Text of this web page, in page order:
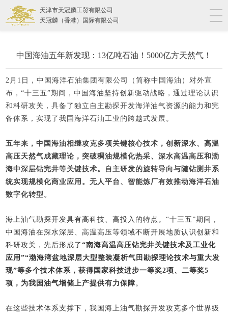
天津市天冠麟工贸有限公司
天冠麟（香港）国际有限公司
中国海油五年新发现：13亿吨石油！5000亿方天然气！
2月1日，中国海洋石油集团有限公司（简称中国海油）对外宣
布，“十三五”期间，中国海油坚持创新驱动战略，通过理论认识
和科研攻关，具备了独立自主勘探开发海洋油气资源的能力和完
备体系，实现了我国海洋石油工业的跨越式发展。
五年来，中国海油相继攻克多项关键核心技术，创新深水、高温
高压天然气成藏理论，突破稠油规模化热采、深水高温高压和渤
海中深层钻完井等关键技术。自主研发的旋转导向与随钻测井系
统实现规模化商业应用。无人平台、智能炼厂有效推动海洋石油
数字化转型。
海上油气勘探开发具有高科技、高投入的特点。“十三五”期间，
中国海油在深水深层、高温高压等领域不断开展地质认识创新和
科研攻关，先后形成了“南海高温高压钻完井关键技术及工业化
应用”“渤海湾盆地深层大型整装凝析气田勘探理论技术与重大发
现”等多个技术体系，获得国家科技进步一等奖2项、二等奖5
项，为我国油气增储上产提供有力保障 。
在这些技术体系支撑下，我国海上油气勘探开发攻克多个世界级